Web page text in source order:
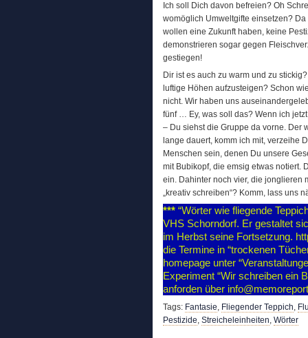
Ich soll Dich davon befreien? Oh
womöglich Umweltgifte einsetzen?
wollen eine Zukunft haben, keine
demonstrieren sogar gegen
gestiegen!
Dir ist es auch zu warm und zu
luftige Höhen aufzusteigen? Schon
nicht. Wir haben uns
fünf … Ey, was soll das? Wenn ich
– Du siehst die Gruppe da vorne. Der
lange dauert, komm ich mit, verzeihe
Menschen sein, denen Du unsere
mit Bubikopf, die emsig etwas notiert.
ein. Dahinter noch vier, die jonglieren
„kreativ schreiben“? Komm, lass uns
*** “Wörter wie fliegende
VHS Schorndorf. Er gestaltet
im Herbst seine Fortsetzung.
die Termine in “trockenen
homepage unter
Experiment “Wir schreiben ein
anforden über
Tags: Fantasie, Fliegender Teppich,
Pestizide, Streicheleinheiten, Wörter